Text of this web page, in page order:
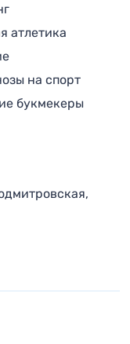
атлетика
на спорт
букмекеры